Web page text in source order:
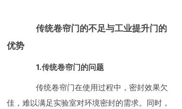
传统卷帘门的不足与工业提升门的
优势
1.传统卷帘门的问题
传统卷帘门在使用过程中，密封效果欠
佳，难以满足实验室对环境密封的需求。同时，